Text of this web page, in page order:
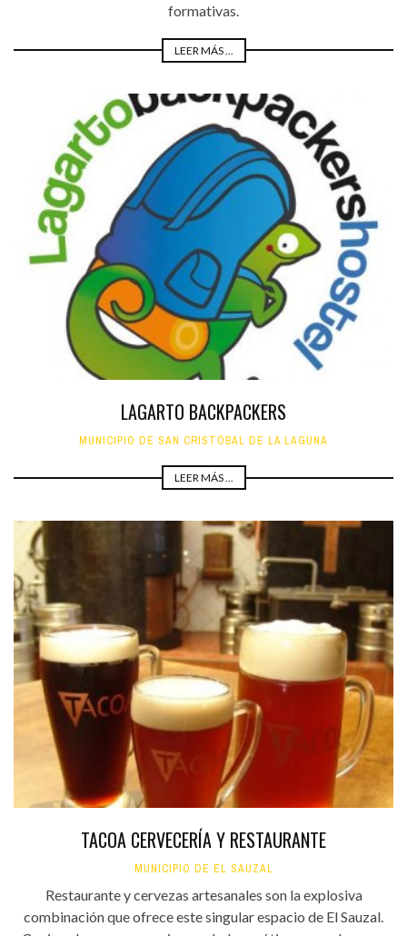
formativas.
LEER MÁS ...
LAGARTO BACKPACKERS
MUNICIPIO DE SAN CRISTÓBAL DE LA LAGUNA
LEER MÁS ...
TACOA CERVECERÍA Y RESTAURANTE
MUNICIPIO DE EL SAUZAL
Restaurante y cervezas artesanales son la explosiva
combinación que ofrece este singular espacio de El Sauzal.